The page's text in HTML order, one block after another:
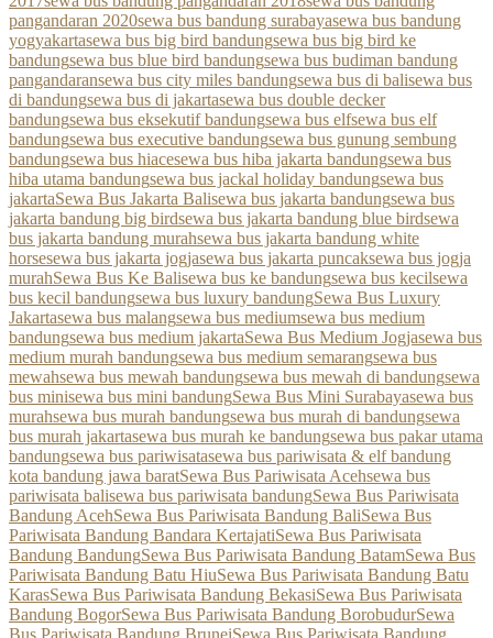
pangandaran 2020sewa bus bandung surabayasewa bus bandung
yogyakartasewa bus big bird bandungsewa bus big bird ke
bandungsewa bus blue bird bandungsewa bus budiman bandung
pangandaransewa bus city miles bandungsewa bus di balisewa bus
di bandungsewa bus di jakartasewa bus double decker
bandungsewa bus eksekutif bandungsewa bus elfsewa bus elf
bandungsewa bus executive bandungsewa bus gunung sembung
bandungsewa bus hiacesewa bus hiba jakarta bandungsewa bus
hiba utama bandungsewa bus jackal holiday bandungsewa bus
jakartaSewa Bus Jakarta Balisewa bus jakarta bandungsewa bus
jakarta bandung big birdsewa bus jakarta bandung blue birdsewa
bus jakarta bandung murahsewa bus jakarta bandung white
horsesewa bus jakarta jogjasewa bus jakarta puncaksewa bus jogja
murahSewa Bus Ke Balisewa bus ke bandungsewa bus kecilsewa
bus kecil bandungsewa bus luxury bandungSewa Bus Luxury
Jakartasewa bus malangsewa bus mediumsewa bus medium
bandungsewa bus medium jakartaSewa Bus Medium Jogjasewa bus
medium murah bandungsewa bus medium semarangsewa bus
mewahsewa bus mewah bandungsewa bus mewah di bandungsewa
bus minisewa bus mini bandungSewa Bus Mini Surabayasewa bus
murahsewa bus murah bandungsewa bus murah di bandungsewa
bus murah jakartasewa bus murah ke bandungsewa bus pakar utama
bandungsewa bus pariwisatasewa bus pariwisata & elf bandung
kota bandung jawa baratSewa Bus Pariwisata Acehsewa bus
pariwisata balisewa bus pariwisata bandungSewa Bus Pariwisata
Bandung AcehSewa Bus Pariwisata Bandung BaliSewa Bus
Pariwisata Bandung Bandara KertajatiSewa Bus Pariwisata
Bandung BandungSewa Bus Pariwisata Bandung BatamSewa Bus
Pariwisata Bandung Batu HiuSewa Bus Pariwisata Bandung Batu
KarasSewa Bus Pariwisata Bandung BekasiSewa Bus Pariwisata
Bandung BogorSewa Bus Pariwisata Bandung BorobudurSewa